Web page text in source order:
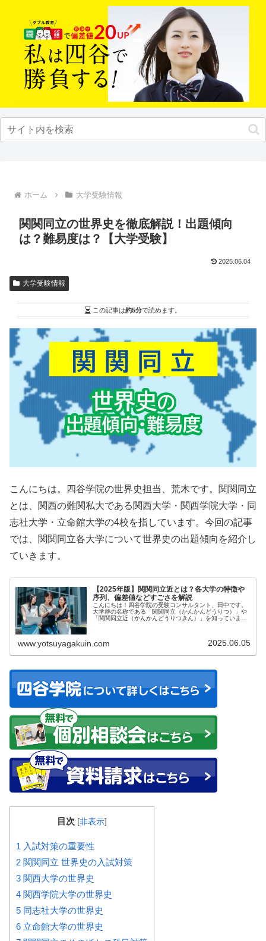
ホーム 大学受験情報
関関同立の世界史を徹底解説！出題傾向
は？難易度は？【大学受験】
2025.06.04
大学受験情報
この記事は約5分で読めます。
こんにちは。四谷学院の世界史担当、荒木です。関関同立
とは、関西の難関私大である関西大学・関西学院大学・同
志社大学・立命館大学の4校を指しています。今回の記事
では、関関同立各大学について世界史の出題傾向を紹介し
ていきます。
【2025年版】関関同立近とは？各大学の特徴や
序列、偏差値などすごさを解説
こんにちは！四谷学院の受験コンサルタント、田中です。
大学群の名称である「関関同立（かんかんどうりつ）」や
「関関同立近（かんかんどうりつきん）」を知っています
www.yotsuyagakuin.com 2025.06.05
目次 [非表示]
1 入試対策の重要性
2 関関同立 世界史の入試対策
3 関西大学の世界史
4 関西学院大学の世界史
5 同志社大学の世界史
6 立命館大学の世界史